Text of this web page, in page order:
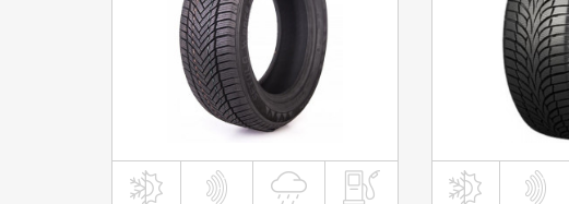
inkl. MwST inkl.